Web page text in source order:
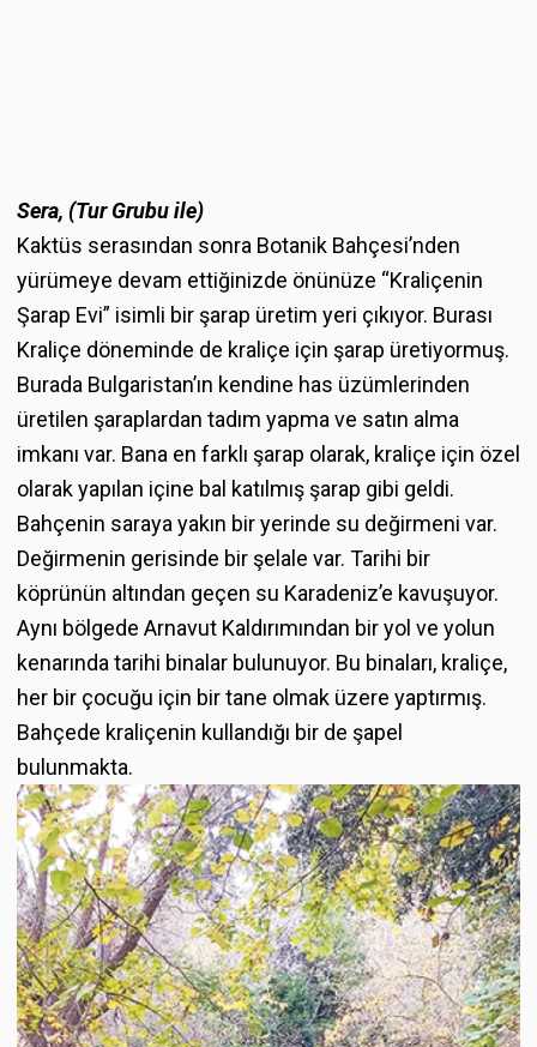
Sera, (Tur Grubu ile)
Kaktüs serasından sonra Botanik Bahçesi’nden
yürümeye devam ettiğinizde önünüze “Kraliçenin
Şarap Evi” isimli bir şarap üretim yeri çıkıyor. Burası
Kraliçe döneminde de kraliçe için şarap üretiyormuş.
Burada Bulgaristan’ın kendine has üzümlerinden
üretilen şaraplardan tadım yapma ve satın alma
imkanı var. Bana en farklı şarap olarak, kraliçe için özel
olarak yapılan içine bal katılmış şarap gibi geldi.
Bahçenin saraya yakın bir yerinde su değirmeni var.
Değirmenin gerisinde bir şelale var. Tarihi bir
köprünün altından geçen su Karadeniz’e kavuşuyor.
Aynı bölgede Arnavut Kaldırımından bir yol ve yolun
kenarında tarihi binalar bulunuyor. Bu binaları, kraliçe,
her bir çocuğu için bir tane olmak üzere yaptırmış.
Bahçede kraliçenin kullandığı bir de şapel
bulunmakta.